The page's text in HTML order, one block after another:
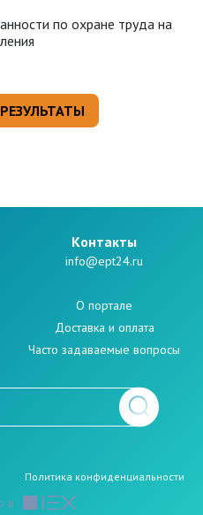
по охране труда на
Kонтакты
info@ept24.ru
О портале
Доставка и оплата
Часто задаваемые вопросы
Политикa конфиденциальности
в